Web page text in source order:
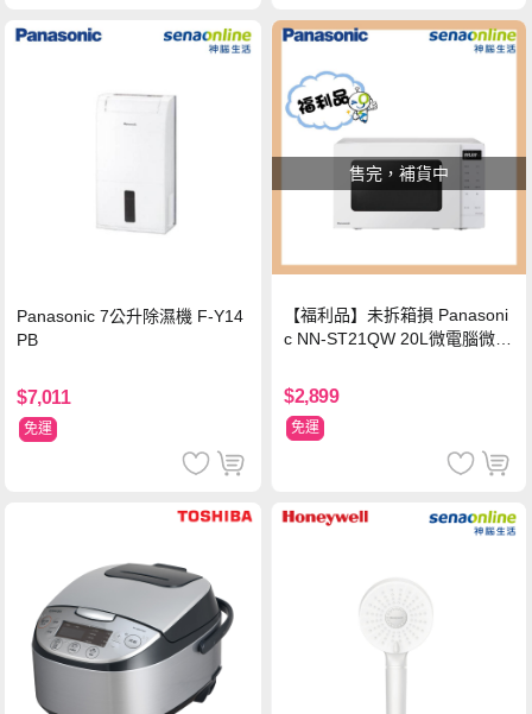
Panasonic 7公升除濕機 F-Y14
PB
$7,011
免運
售完，補貨中
【福利品】未拆箱損 Panasoni
c NN-ST21QW 20L微電腦微波
$2,899
免運